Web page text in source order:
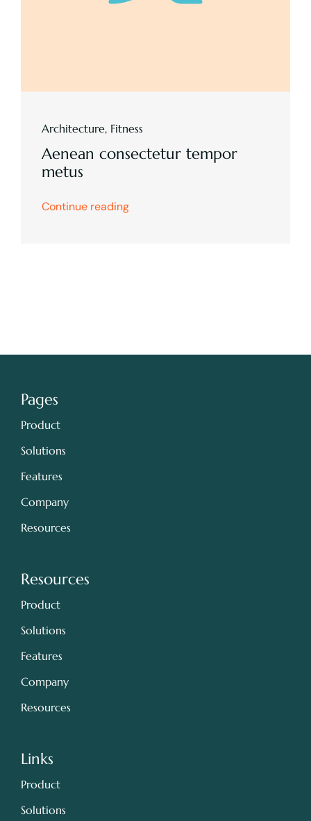
Architecture, Fitness
Aenean consectetur tempor
metus
Continue reading
Pages
Product
Solutions
Features
Company
Resources
Resources
Product
Solutions
Features
Company
Resources
Links
Product
Solutions